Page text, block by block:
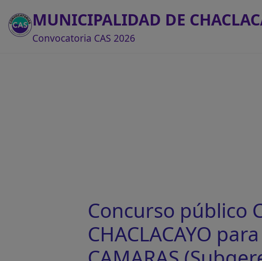
MUNICIPALIDAD DE
Convocatoria CAS 2026
Concurso público
CHACLACAYO